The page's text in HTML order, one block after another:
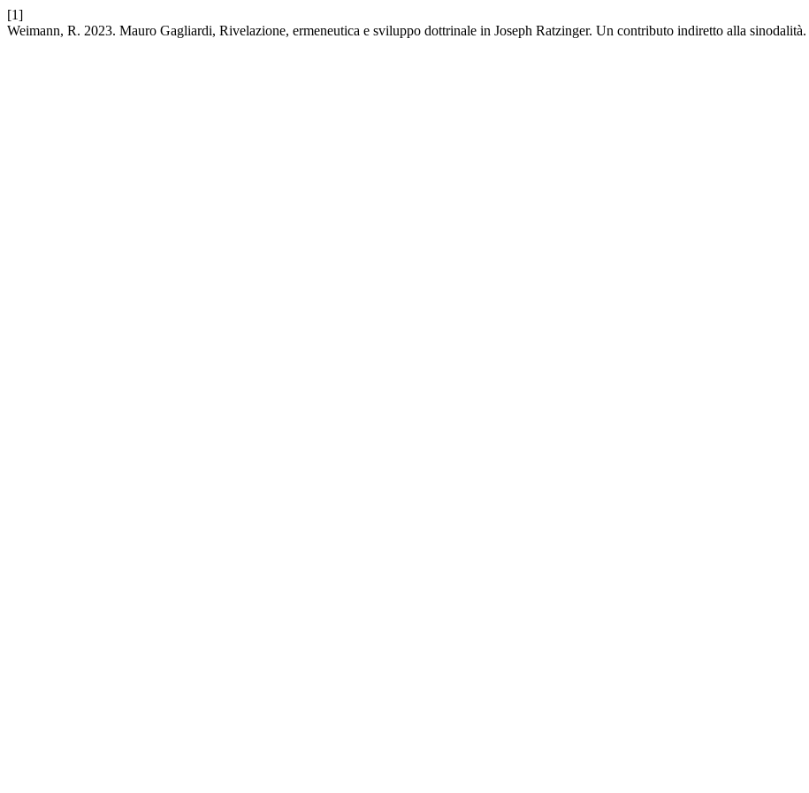
[1]
Weimann, R. 2023. Mauro Gagliardi, Rivelazione, ermeneutica e sviluppo dottrinale in Joseph Ratzinger. Un contributo indiretto alla sinodalità.